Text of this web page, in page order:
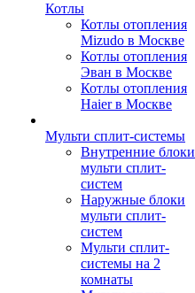
Котлы
Котлы отопления
Mizudo в Москве
Котлы отопления
Эван в Москве
Котлы отопления
Haier в Москве
Мульти сплит-системы
Внутренние блоки
мульти сплит-
систем
Наружные блоки
мульти сплит-
систем
Мульти сплит-
системы на 2
комнаты